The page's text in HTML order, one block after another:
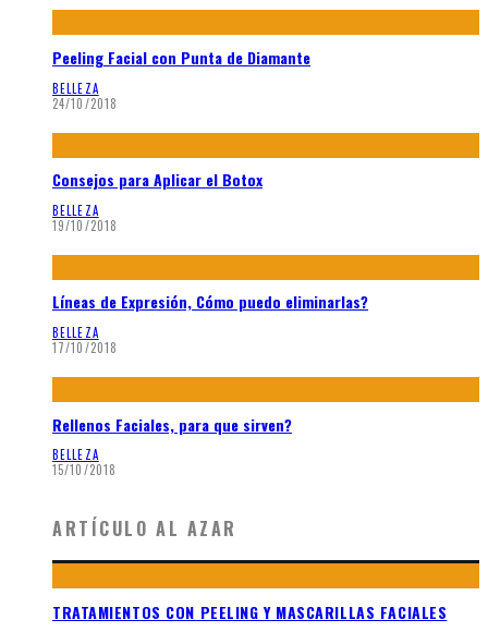
Peeling Facial con Punta de Diamante
BELLEZA
24/10/2018
Consejos para Aplicar el Botox
BELLEZA
19/10/2018
Líneas de Expresión, Cómo puedo eliminarlas?
BELLEZA
17/10/2018
Rellenos Faciales, para que sirven?
BELLEZA
15/10/2018
ARTÍCULO AL AZAR
TRATAMIENTOS CON PEELING Y MASCARILLAS FACIALES